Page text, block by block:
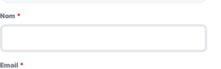
Nom *
Email *